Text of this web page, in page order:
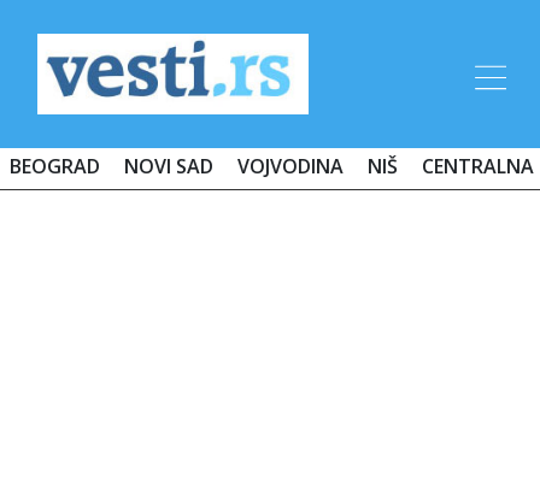
BEOGRAD NOVI SAD VOJVODINA NIŠ CENTRALNA